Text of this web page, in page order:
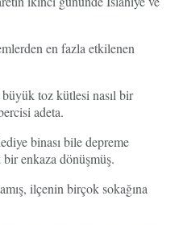
en fazla etkilenen
büyük toz kütlesi nasıl bir
adeta.
binası bile depreme
enkaza dönüşmüş.
ilçenin birçok sokağına